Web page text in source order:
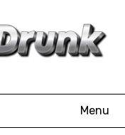
Menu